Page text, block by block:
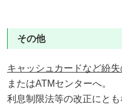
その他
キャッシュカードなど紛
またはATMセンターへ。
利息制限法等の改正にと